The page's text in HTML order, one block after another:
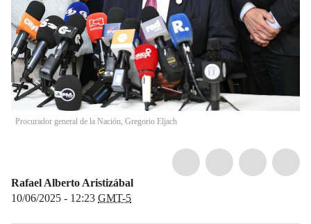
Procurador general de la Nación, Gregorio Eljach
Rafael Alberto Aristizábal
10/06/2025 - 12:23 GMT-5